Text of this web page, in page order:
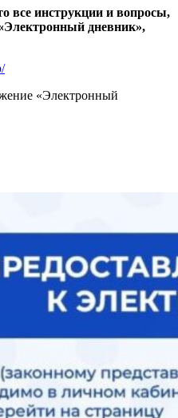
все инструкции и вопросы,
дневник»,
«Электронный